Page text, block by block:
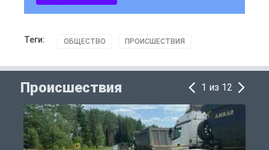
Теги: ОБЩЕСТВО ПРОИСШЕСТВИЯ
Происшествия 1 из 12